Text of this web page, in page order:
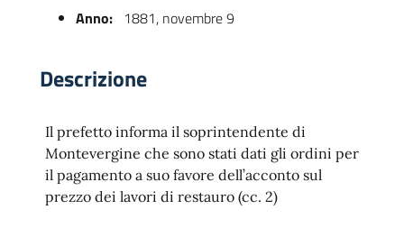
Anno: 1881, novembre 9
Descrizione
Il prefetto informa il soprintendente di
Montevergine che sono stati dati gli ordini per
il pagamento a suo favore dell’acconto sul
prezzo dei lavori di restauro (cc. 2)